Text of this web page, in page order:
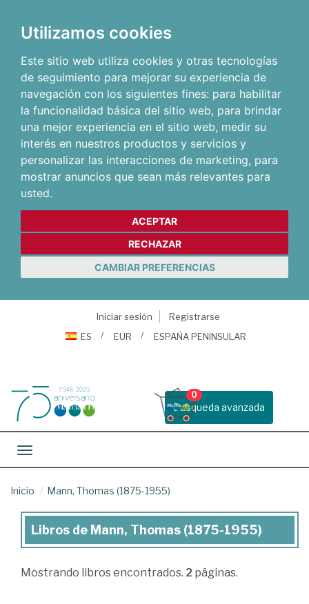
Utilizamos cookies
Este sitio web utiliza cookies y otras tecnologías
de seguimiento para mejorar su experiencia de
navegación con los siguientes fines: para habilitar
la funcionalidad básica del sitio web, para brindar
una mejor experiencia en el sitio web, medir su
interés en nuestros productos y servicios y
personalizar las interacciones de marketing, para
mostrar anuncios que sean más relevantes para
usted.
ACEPTAR
RECHAZAR
CAMBIAR PREFERENCIAS
Iniciar sesión
Registrarse
ES
EUR ESPAÑA PENINSULAR
Busqueda avanzada
0
Toggle navigation
Inicio Mann, Thomas (1875-1955)
Libros
Mann,
Libros de Mann, Thomas (1875-1955)
Mostrando libros encontrados. 2 páginas.